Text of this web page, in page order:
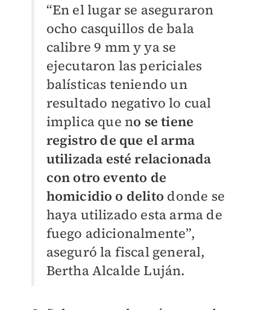
“En el lugar se aseguraron
ocho casquillos de bala
calibre 9 mm y ya se
ejecutaron las periciales
balísticas teniendo un
resultado negativo lo cual
implica que no se tiene
registro de que el arma
utilizada esté relacionada
con otro evento de
homicidio o delito donde se
haya utilizado esta arma de
fuego adicionalmente”,
aseguró la fiscal general,
Bertha Alcalde Luján.